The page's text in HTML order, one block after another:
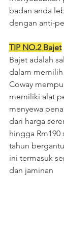
badan anda
dengan anti-
TIP NO.2 Bajet
Bajet adalah
dalam
Coway
memiliki alat
menyewa
dari harga
hingga Rm190
tahun
ini termasuk
dan jaminan